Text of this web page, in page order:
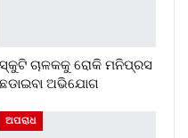
ସ୍କୁଟି ଚାଳକକୁ ରୋକି ମନିପ୍ରସ
ଛଡାଇବା ଅଭିଯୋଗ
ଅପରାଧ